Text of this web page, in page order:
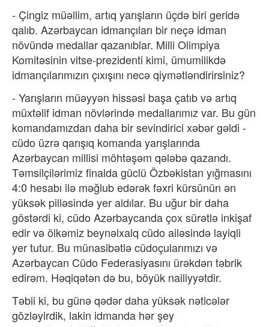
- Çingiz müəllim, artıq yarışların üçdə biri geridə
qalıb. Azərbaycan idmançıları bir neçə idman
növündə medallar qazanıblar. Milli Olimpiya
Komitəsinin vitse-prezidenti kimi, ümumilikdə
idmançılarımızın çıxışını necə qiymətləndirirsiniz?
- Yarışların müəyyən hissəsi başa çatıb və artıq
müxtəlif idman növlərində medallarımız var. Bu gün
komandamızdan daha bir sevindirici xəbər gəldi -
cüdo üzrə qarışıq komanda yarışlarında
Azərbaycan millisi möhtəşəm qələbə qazandı.
Təmsilçilərimiz finalda güclü Özbəkistan yığmasını
4:0 hesabı ilə məğlub edərək fəxri kürsünün ən
yüksək pilləsində yer aldılar. Bu uğur bir daha
göstərdi ki, cüdo Azərbaycanda çox sürətlə inkişaf
edir və ölkəmiz beynəlxalq cüdo ailəsində layiqli
yer tutur. Bu münasibətlə cüdoçularımızı və
Azərbaycan Cüdo Federasiyasını ürəkdən təbrik
edirəm. Həqiqətən də bu, böyük nailiyyətdir.
Təbii ki, bu günə qədər daha yüksək nəticələr
gözləyirdik, lakin idmanda hər şey